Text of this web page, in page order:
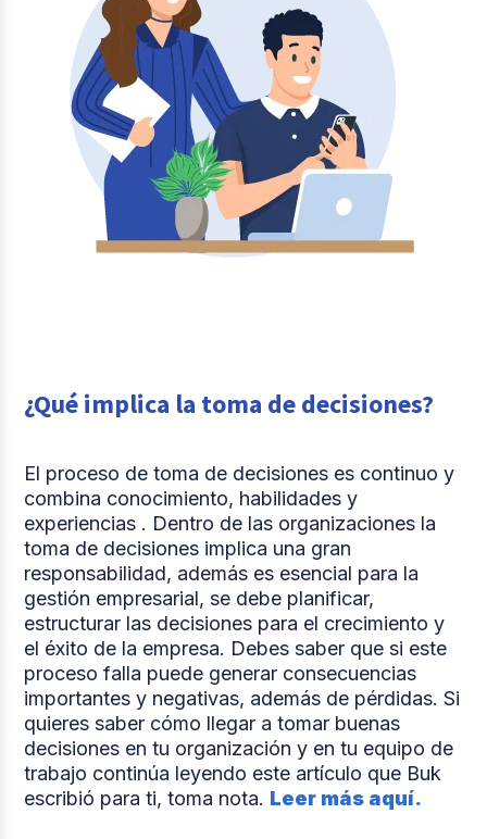
¿Qué implica la toma de decisiones?
El proceso de toma de decisiones es continuo y
combina conocimiento, habilidades y
experiencias . Dentro de las organizaciones la
toma de decisiones implica una gran
responsabilidad, además es esencial para la
gestión empresarial, se debe planificar,
estructurar las decisiones para el crecimiento y
el éxito de la empresa. Debes saber que si este
proceso falla puede generar consecuencias
importantes y negativas, además de pérdidas. Si
quieres saber cómo llegar a tomar buenas
decisiones en tu organización y en tu equipo de
trabajo continúa leyendo este artículo que Buk
escribió para ti, toma nota. Leer más aquí.